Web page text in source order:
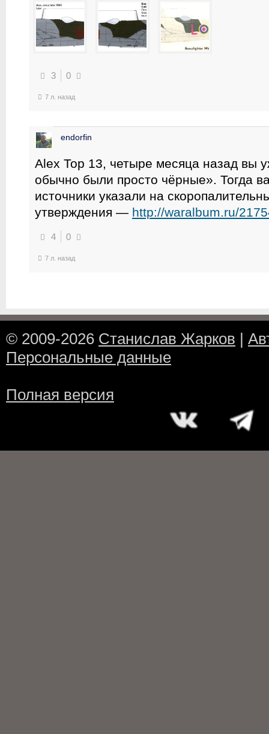
3 0
7 л. назад
endorfin
Alex Top 13, четыре месяца назад вы
обычно были просто чёрные». Тогда
источники указали на
утверждения — http://waralbum.ru/
4 0
7 л. назад
© 2009-2026 Станислав Жарков |
Персональные данные
Полная версия